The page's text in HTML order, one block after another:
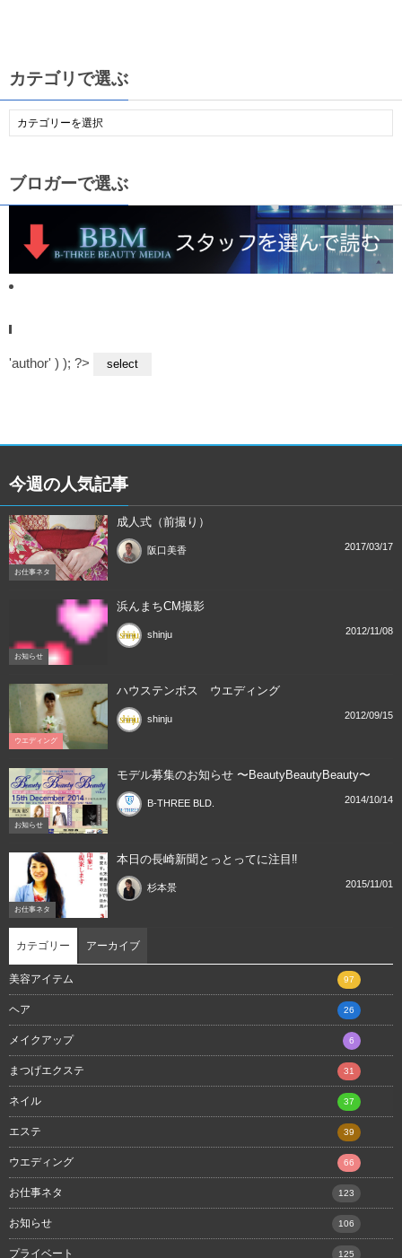
カテゴリで選ぶ
ブロガーで選ぶ
'author' ) ); ?>
今週の人気記事
お仕事ネタ
成人式（前撮り）
阪口美香 2017/03/17
お知らせ
浜んまちCM撮影
shinju 2012/11/08
ウエディング
ハウステンボス ウエディング
shinju 2012/09/15
お知らせ
モデル募集のお知らせ 〜BeautyBeautyBeauty〜
B-THREE BLD. 2014/10/14
お仕事ネタ
本日の長崎新聞とっとってに注目‼︎
杉本景 2015/11/01
カテゴリー アーカイブ
美容アイテム 97
ヘア 26
メイクアップ 6
まつげエクステ 31
ネイル 37
エステ 39
ウエディング 66
お仕事ネタ 123
お知らせ 106
プライベート 125